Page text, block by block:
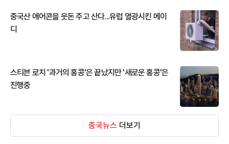
중국산 에어콘을 웃돈 주고 산다...유럽 열광시킨 메이
디
스티븐 로치 '과거의 홍콩'은 끝났지만 '새로운 홍콩'은
진행중
중국뉴스 더보기